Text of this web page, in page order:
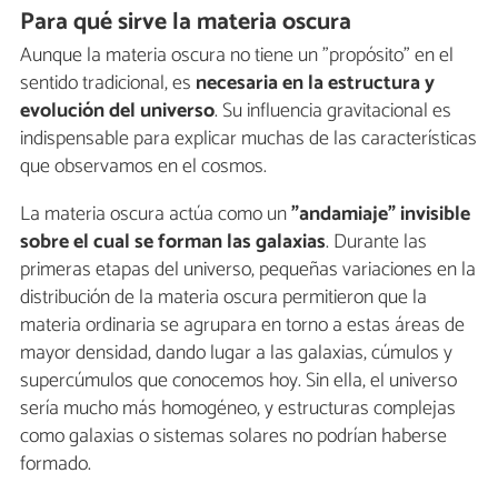
Para qué sirve la materia oscura
Aunque la materia oscura no tiene un "propósito" en el
sentido tradicional, es necesaria en la estructura y
evolución del universo. Su influencia gravitacional es
indispensable para explicar muchas de las características
que observamos en el cosmos.
La materia oscura actúa como un"andamiaje" invisible
sobre el cual se forman las galaxias. Durante las
primeras etapas del universo, pequeñas variaciones en la
distribución de la materia oscura permitieron que la
materia ordinaria se agrupara en torno a estas áreas de
mayor densidad, dando lugar a las galaxias, cúmulos y
supercúmulos que conocemos hoy. Sin ella, el universo
sería mucho más homogéneo, y estructuras complejas
como galaxias o sistemas solares no podrían haberse
formado.